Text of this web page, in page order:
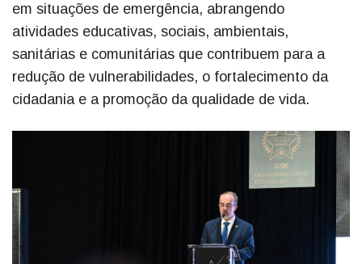
em situações de emergência, abrangendo
atividades educativas, sociais, ambientais,
sanitárias e comunitárias que contribuem para a
redução de vulnerabilidades, o fortalecimento da
cidadania e a promoção da qualidade de vida.